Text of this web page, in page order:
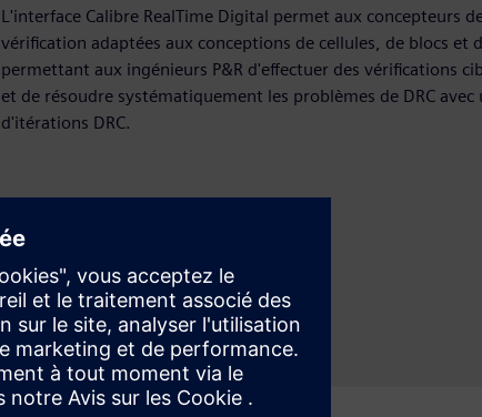
L'interface Calibre RealTime Digital permet aux concepteurs
vérification adaptées aux conceptions de cellules, de blocs et
permettant aux ingénieurs P&R d'effectuer des vérifications
et de résoudre systématiquement les problèmes de DRC
d'itérations DRC.